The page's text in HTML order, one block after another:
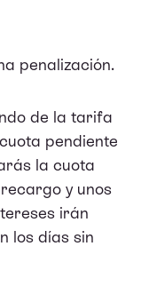
penalización.
de la tarifa
pendiente
la cuota
y unos
irán
los días sin